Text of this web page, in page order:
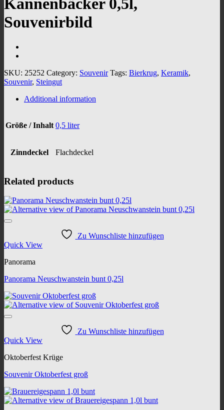
Kannenbäcker 0,5l,
Souvenirbild
SKU: 25252 Category: Souvenir Tags: Bierkrug, Keramik,
Souvenir, Steingut
Additional information
Größe / Inhalt 0,5 liter
Zinndeckel Flachdeckel
Related products
Zu Wunschliste hinzufügen
Quick View
Panorama
Panorama Neuschwanstein bunt 0,25l
Zu Wunschliste hinzufügen
Quick View
Oktoberfest Krüge
Souvenir Oktoberfest groß